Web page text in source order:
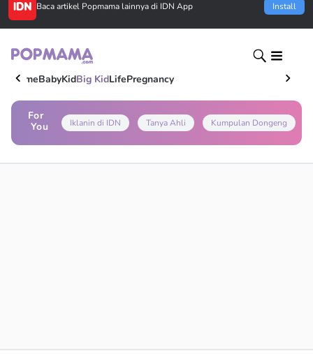
Baca artikel Popmama lainnya di IDN App Install
HomeBabyKidBig KidLifePregnancy
For
You
Iklanin di IDN Tanya Ahli Kumpulan Dongeng